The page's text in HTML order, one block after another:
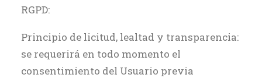
RGPD:
Principio de licitud, lealtad y transparencia:
se requerirá en todo momento el
consentimiento del Usuario previa